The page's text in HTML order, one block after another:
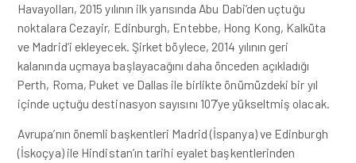
Havayolları, 2015 yılının ilk yarısında Abu Dabi’den uçtuğu
noktalara Cezayir, Edinburgh, Entebbe, Hong Kong, Kalküta
ve Madrid’i ekleyecek. Şirket böylece, 2014 yılının geri
kalanında uçmaya başlayacağını daha önceden açıkladığı
Perth, Roma, Puket ve Dallas ile birlikte önümüzdeki bir yıl
içinde uçtuğu destinasyon sayısını 107’ye yükseltmiş olacak.
Avrupa’nın önemli başkentleri Madrid (İspanya) ve Edinburgh
(İskoçya) ile Hindistan’ın tarihi eyalet başkentlerinden